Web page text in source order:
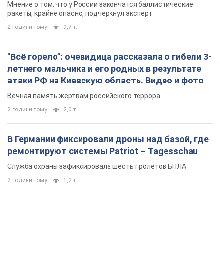
Мнение о том, что у России закончатся баллистические
ракеты, крайне опасно, подчеркнул эксперт
2 години тому 9,7 т.
"Всё горело": очевидица рассказала о гибели 3-
летнего мальчика и его родных в результате
атаки РФ на Киевскую область. Видео и фото
Вечная память жертвам российского террора
2 години тому 2,0 т.
В Германии фиксировали дроны над базой, где
ремонтируют системы Patriot – Tagesschau
Служба охраны зафиксировала шесть пролетов БПЛА
2 години тому 1,2 т.